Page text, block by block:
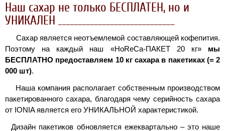
Акції
Доставка
Оплата
Контакти
Про
нас
в зернах з Італії
ДОМУ
в ЗЕРНАХ та МЕЛЕНА
(Made in Italy)
СИРОПИ
Найсмачніші натуральні
Кава для
Еспресо
Дома
Наш сахар не только БЕСПЛАТЕН, но и
УНИКАЛЕН _____________________________
Сахар является неотъемлемой составляющей кофепития.
Поэтому на каждый наш «HoReCa-ПАКЕТ 20 кг» мы
БЕСПЛАТНО предоставляем 10 кг сахара в пакетиках (= 2
000 шт).
Наша компания располагает собственным производством
пакетированного сахара, благодаря чему серийность сахара
от IONIA является его УНИКАЛЬНОЙ характеристикой.
Дизайн пакетиков обновляется ежеквартально – это наше